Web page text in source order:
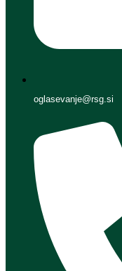
oglasevanje@rsg.si